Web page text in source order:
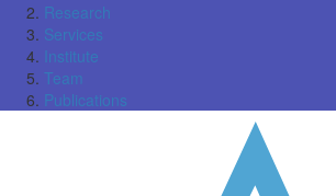
Research
Services
Institute
Team
Publications